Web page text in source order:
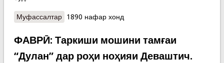
Муфассалтаро Мошин ба ғарами алаф бархӯрд ва оташ
Деваштич
1890 нафар хонд
ФАВРӢ: Таркиши мошини тамғаи
“Дулан” дар роҳи ноҳияи Деваштич.